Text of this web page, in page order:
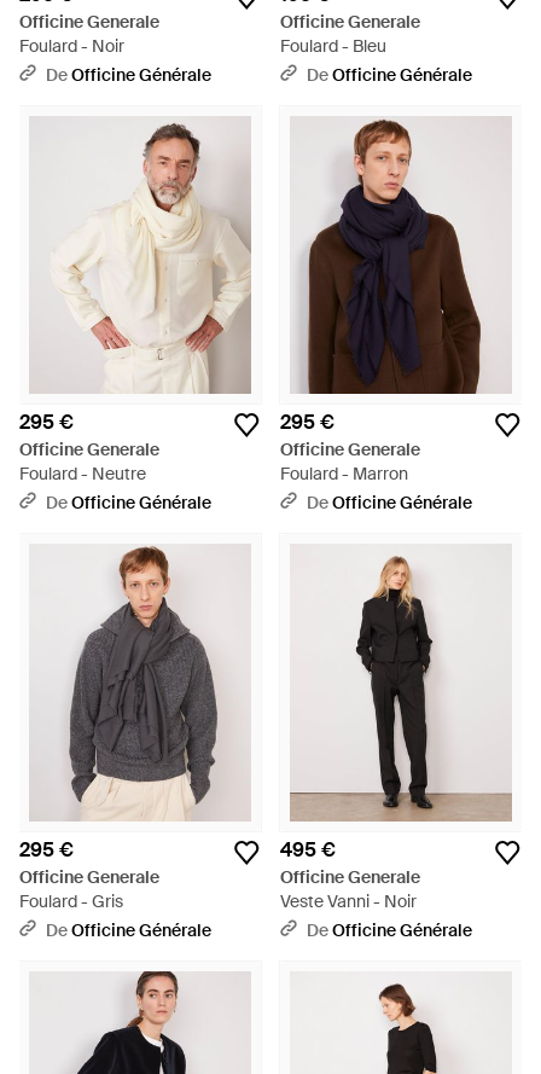
Officine Generale
Foulard - Noir
DeOfficine Générale
Officine Generale
Foulard - Bleu
DeOfficine Générale
295 €
Officine Generale
Foulard - Neutre
DeOfficine Générale
295 €
Officine Generale
Foulard - Marron
DeOfficine Générale
295 €
Officine Generale
Foulard - Gris
DeOfficine Générale
495 €
Officine Generale
Veste Vanni - Noir
DeOfficine Générale